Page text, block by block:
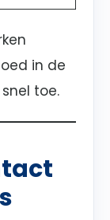
in de
toe.